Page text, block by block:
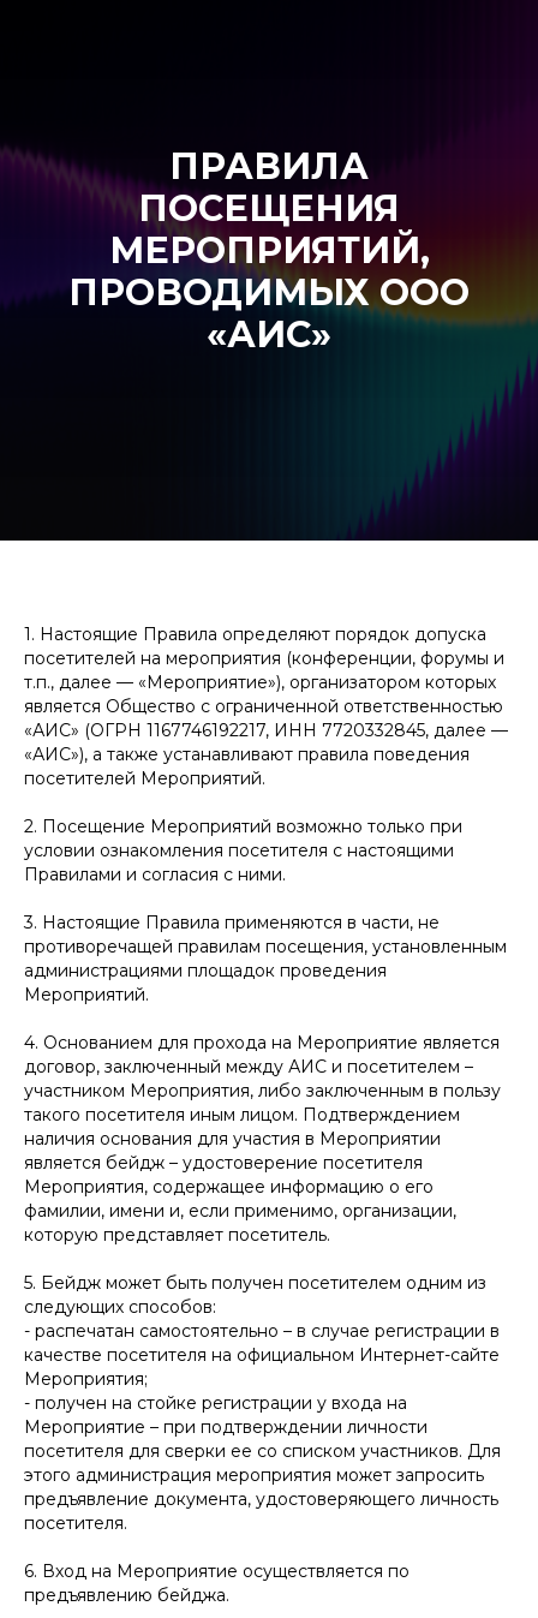
ПРАВИЛА
ПОСЕЩЕНИЯ
МЕРОПРИЯТИЙ,
ПРОВОДИМЫХ ООО
«АИС»
1. Настоящие Правила определяют порядок допуска
посетителей на мероприятия (конференции, форумы и
т.п., далее — «Мероприятие»), организатором которых
является Общество с ограниченной ответственностью
«АИС» (ОГРН 1167746192217, ИНН 7720332845, далее —
«АИС»), а также устанавливают правила поведения
посетителей Мероприятий.
2. Посещение Мероприятий возможно только при
условии ознакомления посетителя с настоящими
Правилами и согласия с ними.
3. Настоящие Правила применяются в части, не
противоречащей правилам посещения, установленным
администрациями площадок проведения
Мероприятий.
4. Основанием для прохода на Мероприятие является
договор, заключенный между АИС и посетителем –
участником Мероприятия, либо заключенным в пользу
такого посетителя иным лицом. Подтверждением
наличия основания для участия в Мероприятии
является бейдж – удостоверение посетителя
Мероприятия, содержащее информацию о его
фамилии, имени и, если применимо, организации,
которую представляет посетитель.
5. Бейдж может быть получен посетителем одним из
следующих способов:
- распечатан самостоятельно – в случае регистрации в
качестве посетителя на официальном Интернет-сайте
Мероприятия;
- получен на стойке регистрации у входа на
Мероприятие – при подтверждении личности
посетителя для сверки ее со списком участников. Для
этого администрация мероприятия может запросить
предъявление документа, удостоверяющего личность
посетителя.
6. Вход на Мероприятие осуществляется по
предъявлению бейджа.